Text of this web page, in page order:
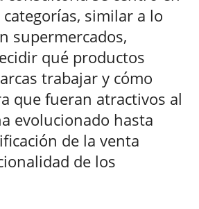
similar a lo
supermercados,
qué productos
trabajar y cómo
que fueran atractivos al
evolucionado hasta
de la venta
de los